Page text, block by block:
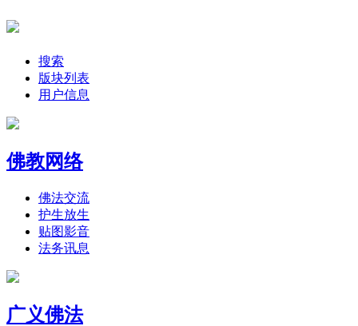
搜索
版块列表
用户信息
佛教网络
佛法交流
护生放生
贴图影音
法务讯息
广义佛法